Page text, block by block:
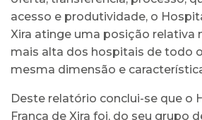
acesso e produtividade, o
Xira atinge uma posição relativa
mais alta dos hospitais de todo
mesma dimensão e
Deste relatório conclui-se que o
Franca de Xira foi, do seu grupo